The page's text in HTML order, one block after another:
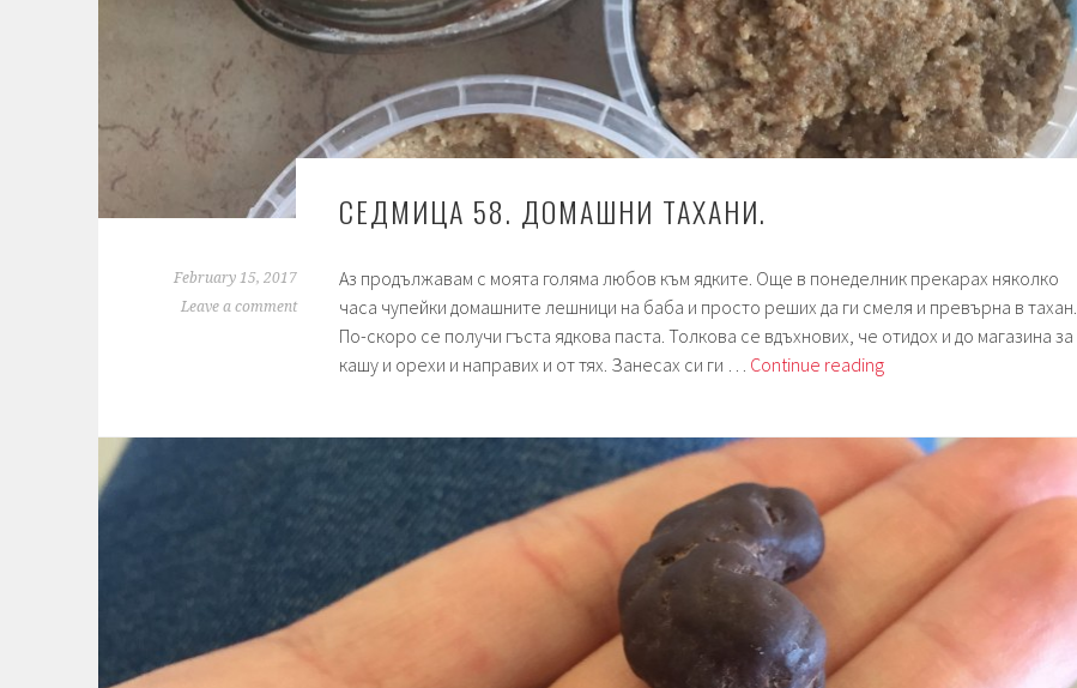
СЕДМИЦА 58. ДОМАШНИ ТАХАНИ.
February 15, 2017
Leave a comment
Аз продължавам с моята голяма любов към ядките. Още в понеделник прекарах няколко
часа чупейки домашните лешници на баба и просто реших да ги смеля и превърна в тахан.
По-скоро се получи гъста ядкова паста. Толкова се вдъхнових, че отидох и до магазина за
кашу и орехи и направих и от тях. Занесах си ги … Continue readingСедмица
тахани.